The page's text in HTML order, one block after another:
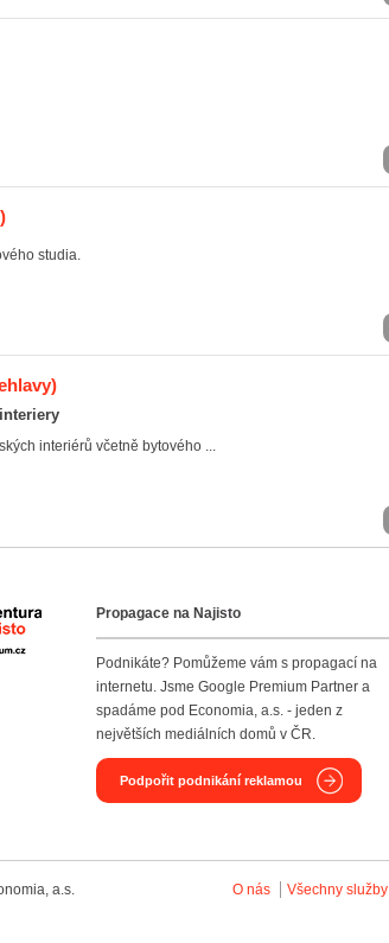
studia.
interiérů včetně bytového ...
Agentura NajistoPropagace na Najisto
Podnikáte? Pomůžeme vám s propagací na
internetu. Jsme Google Premium Partner a
spadáme pod Economia, a.s. - jeden z
největších mediálních domů v ČR.
Podpořit podnikání reklamou
a.s. O nás Všechny služby